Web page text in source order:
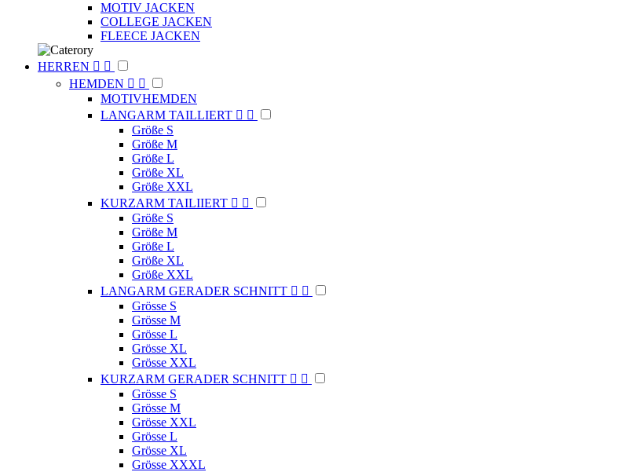
MOTIV JACKEN
COLLEGE JACKEN
FLEECE JACKEN
HERREN  
HEMDEN  
MOTIVHEMDEN
LANGARM TAILLIERT  
Größe S
Größe M
Größe L
Größe XL
Größe XXL
KURZARM TAILIIERT  
Größe S
Größe M
Größe L
Größe XL
Größe XXL
LANGARM GERADER SCHNITT  
Grösse S
Grösse M
Grösse L
Grösse XL
Grösse XXL
KURZARM GERADER SCHNITT  
Grösse S
Grösse M
Grösse XXL
Grösse L
Grösse XL
Grösse XXXL